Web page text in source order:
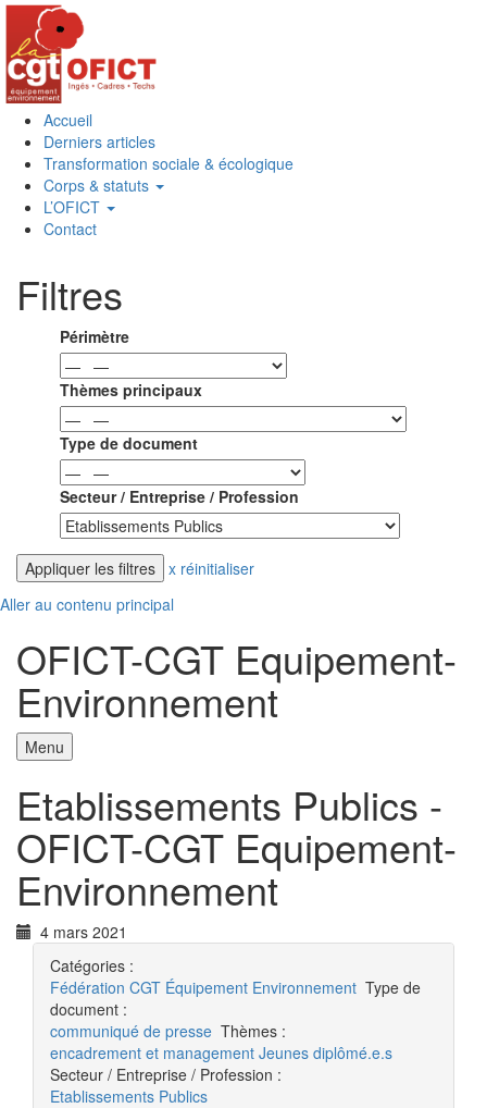
Accueil
Derniers articles
Transformation sociale & écologique
Corps & statuts
L’OFICT
Contact
Filtres
Périmètre
Thèmes principaux
Type de document
Secteur / Entreprise / Profession
x réinitialiser
Aller au contenu principal
OFICT-CGT Equipement-
Environnement
Menu
Etablissements Publics -
OFICT-CGT Equipement-
Environnement
4 mars 2021
Catégories :
Fédération CGT Équipement Environnement Type de
document :
communiqué de presse Thèmes :
encadrement et management Jeunes diplômé.e.s
Secteur / Entreprise / Profession :
Etablissements Publics